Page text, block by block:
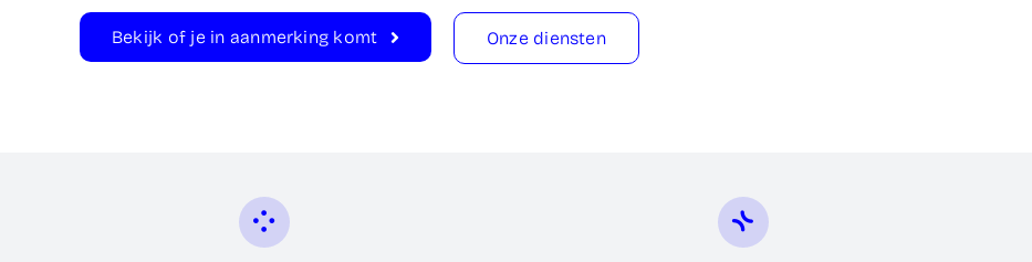
Bekijk of je in aanmerking komt Onze diensten